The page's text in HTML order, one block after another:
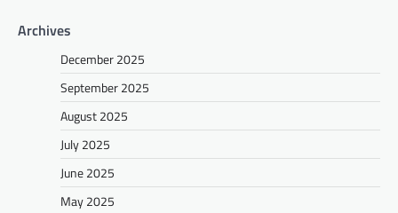
Archives
December 2025
September 2025
August 2025
July 2025
June 2025
May 2025